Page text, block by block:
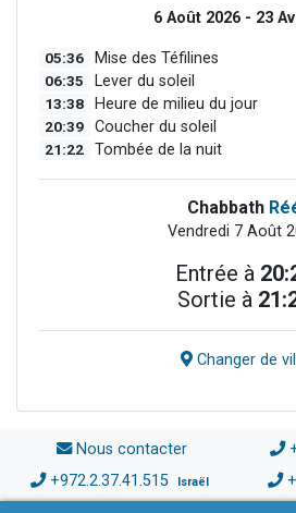
6 Août 2026 - 23
05:36 Mise des Téfilines
06:35 Lever du soleil
13:38 Heure de milieu du jour
20:39 Coucher du soleil
21:22 Tombée de la nuit
Chabbath
Vendredi 7 Août
Entrée à
Sortie à
Changer de
Nous contacter
+972.2.37.41.515 Israël